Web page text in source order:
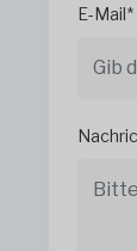
E-Mail*